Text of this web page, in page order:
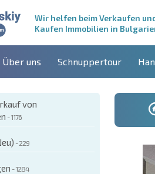
Wir helfen beim Verkaufen
Kaufen Immobilien in
Über uns Schnuppertour
von
- 1176
- 229
- 1284